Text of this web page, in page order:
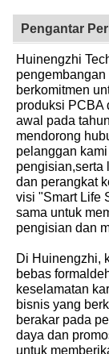
Pengantar
Huinengzhi
berkomitmen
produksi PCBA
awal pada
mendorong
pelanggan
pengisian,serta
dan perangkat
visi "Smart Life
sama untuk
pengisian dan
Di Huinengzhi,
bebas
keselamatan
bisnis yang
berakar pada
daya dan
untuk